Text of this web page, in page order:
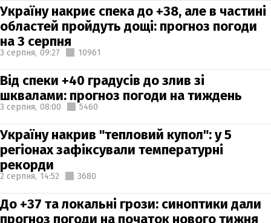
Україну накриє спека до +38, але в частині
областей пройдуть дощі: прогноз погоди
на 3 серпня
3 серпня, 09:27 10961
Від спеки +40 градусів до злив зі
шквалами: прогноз погоди на тиждень
3 серпня, 08:00 5460
Україну накрив "тепловий купол": у 5
регіонах зафіксували температурні
рекорди
2 серпня, 14:52 3680
До +37 та локальні грози: синоптики дали
прогноз погоди на початок нового тижня